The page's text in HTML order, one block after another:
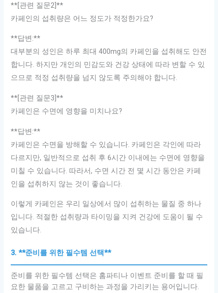
**[관련 질문2]**
카페인의 섭취량은 어느 정도가 적정한가요?
**답변:**
대부분의 성인은 하루 최대 400mg의 카페인을 섭취해도 안전
합니다. 하지만 개인의 민감도와 건강 상태에 따라 변할 수 있
으므로 적정 섭취량을 넘지 않도록 주의해야 합니다.
**[관련 질문3]**
카페인은 수면에 영향을 미치나요?
**답변:**
카페인은 수면을 방해할 수 있습니다. 카페인은 각인에 따라
다르지만, 일반적으로 섭취 후 6시간 이내에는 수면에 영향을
미칠 수 있습니다. 따라서, 수면 시간 전 몇 시간 동안은 카페
인을 섭취하지 않는 것이 좋습니다.
이렇게 카페인은 우리 일상에서 많이 섭취하는 물질 중 하나
입니다. 적절한 섭취량과 타이밍을 지켜 건강에 도움이 될 수
있습니다.
3. **준비를 위한 필수템 선택**
준비를 위한 필수템 선택은 홈파티나 이벤트 준비를 할 때 필
요한 물품을 고르고 구비하는 과정을 가리키는 용어입니다.